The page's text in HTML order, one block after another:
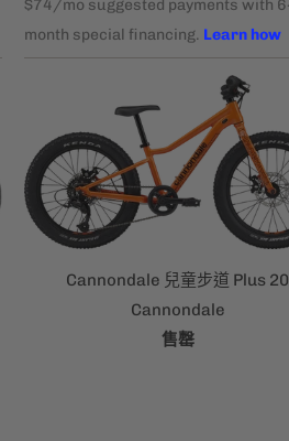
Cannondale 兒童步道 Plus 20
Cannondale
售罄